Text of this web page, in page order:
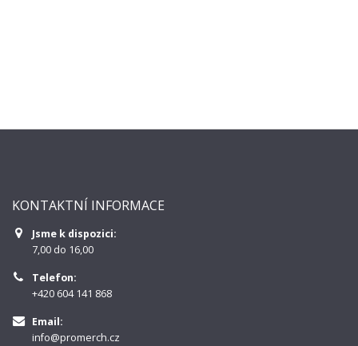
KONTAKTNÍ INFORMACE
Jsme k dispozici:
7,00 do 16,00
Telefon:
+420 604 141 868
Email:
info@promerch.cz